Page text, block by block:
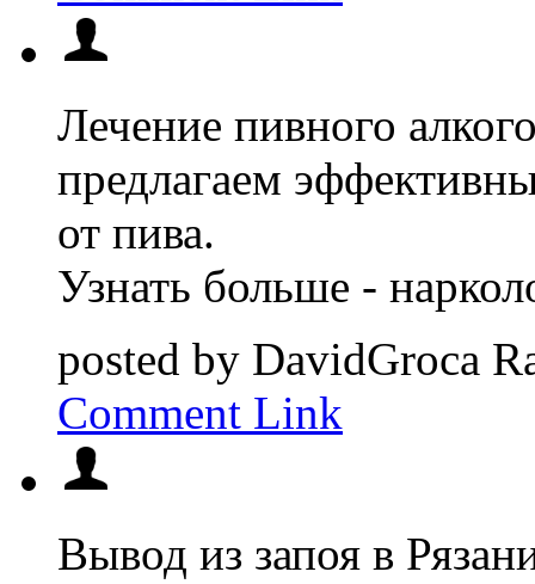
Лечение пивного
предлагаем
от пива.
Узнать больше -
posted by DavidGroca
Comment Link
Вывод из запоя в